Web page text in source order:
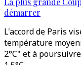
démarrer
L'accord de Paris
température
2°C" et à